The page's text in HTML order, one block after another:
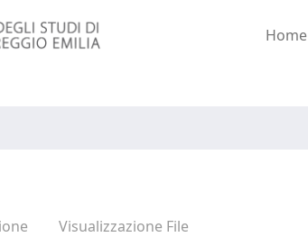
Home
Visualizzazione File